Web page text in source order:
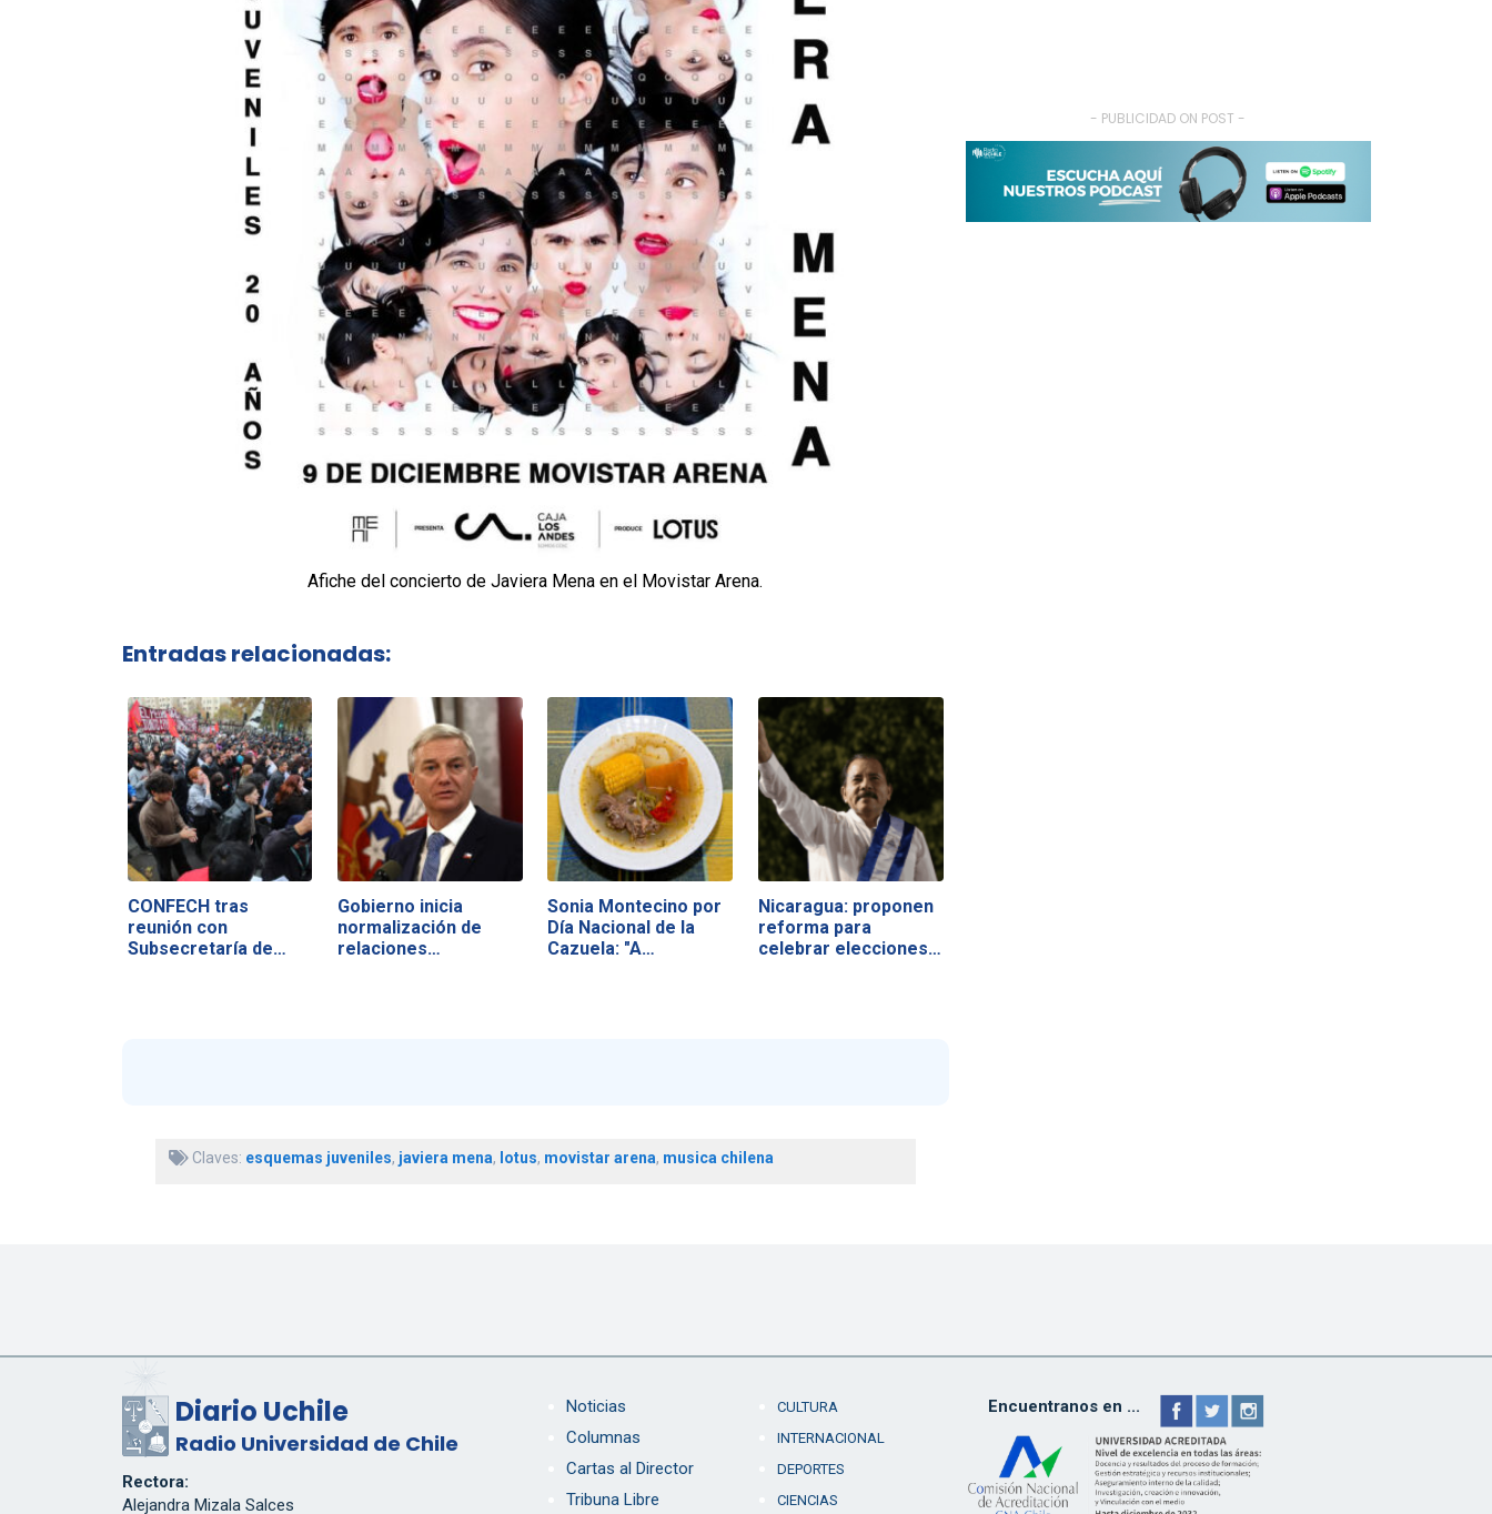
Afiche del concierto de Javiera Mena en el Movistar Arena.
Entradas relacionadas:
CONFECH tras
reunión con
Subsecretaría de
Gobierno inicia
normalización de
relaciones…
Sonia Montecino por
Día Nacional de la
Cazuela: "A…
Nicaragua: proponen
reforma para
celebrar elecciones…
Claves: esquemas juveniles, javiera mena, lotus, movistar arena, musica chilena
- PUBLICIDAD ON POST -
Diario Uchile
Radio Universidad de Chile
Rectora:
Alejandra Mizala Salces
Noticias
Columnas
Cartas al Director
Tribuna Libre
CULTURA
INTERNACIONAL
DEPORTES
CIENCIAS
Encuentranos en ...